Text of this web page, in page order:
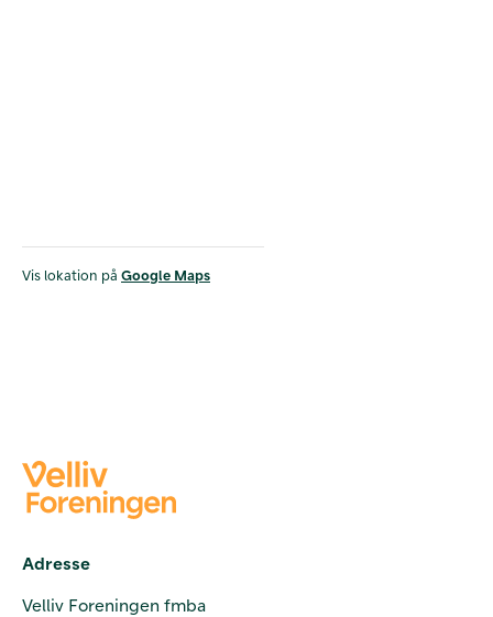
Vis lokation på Google Maps
Adresse
Velliv Foreningen fmba